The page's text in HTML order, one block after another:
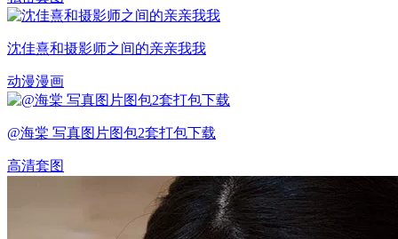
沈佳熹和摄影师之间的亲亲我我
动漫漫画
@海棠 写真图片图包2套打包下载
高清套图